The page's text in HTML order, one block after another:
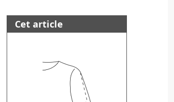
Cet article